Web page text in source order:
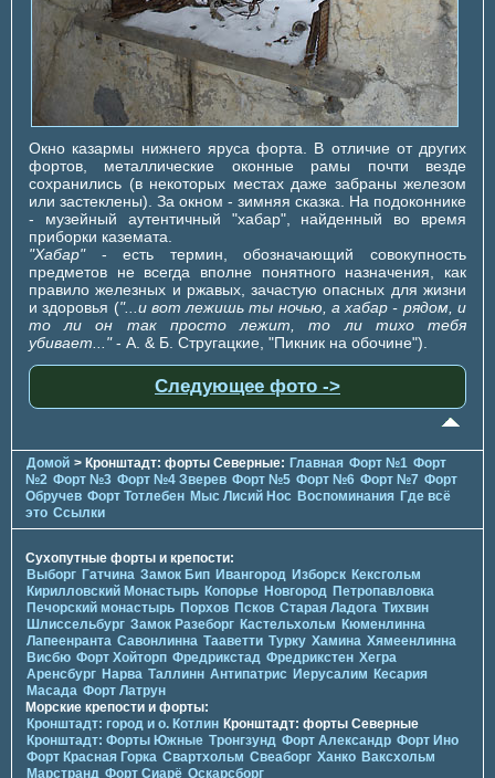
Окно казармы нижнего яруса форта. В отличие от других
фортов, металлические оконные рамы почти везде
сохранились (в некоторых местах даже забраны железом
или застеклены). За окном - зимняя сказка. На подоконнике
- музейный аутентичный "хабар", найденный во время
приборки каземата.
"Хабар"- есть термин, обозначающий совокупность
предметов не всегда вполне понятного назначения, как
правило железных и ржавых, зачастую опасных для жизни
и здоровья ("...и вот лежишь ты ночью, а хабар - рядом, и
то ли он так просто лежит, то ли тихо тебя
убивает..."- А. & Б. Стругацкие, "Пикник на обочине").
Следующее фото ->
Домой > Кронштадт: форты Северные: Главная Форт №1 Форт
№2 Форт №3 Форт №4 Зверев Форт №5 Форт №6 Форт №7 Форт
Обручев Форт Тотлебен Мыс Лисий Нос Воспоминания Где всё
это Ссылки
Сухопутные форты и крепости:
Выборг Гатчина Замок Бип Ивангород Изборск Кексгольм
Кирилловский Монастырь Копорье Новгород Петропавловка
Печорcкий монастырь Порхов Псков Старая Ладога Тихвин
Шлиссельбург Замок Разеборг Кастельхольм Кюменлинна
Лапеенранта Савонлинна Тааветти Турку Хамина Хямеенлинна
Висбю Форт Хойторп Фредрикстад Фредрикстен Хегра
Аренсбург Нарва Таллинн Антипатрис Иерусалим Кесария
Масада Форт Латрун
Морские крепости и форты:
Кронштадт: город и о. Котлин Кронштадт: форты Северные
Кронштадт: Форты Южные Тронгзунд Форт Александр Форт Ино
Форт Красная Горка Свартхольм Свеаборг Ханко Ваксхольм
Марстранд Форт Сиарё Оскарсборг